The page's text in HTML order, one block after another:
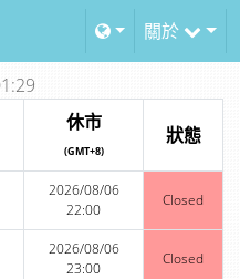
關於
休市
(GMT+8)
狀態
2026/08/06
22:00
Closed
2026/08/06
23:00
Closed